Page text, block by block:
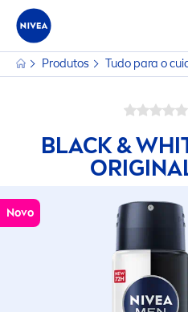
Produtos Tudo para o
BLACK&
Novo